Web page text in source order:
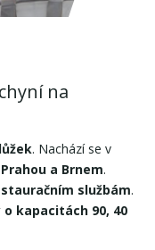
na
. Nachází se v
a Brnem.
službám.
o kapacitách 90, 40